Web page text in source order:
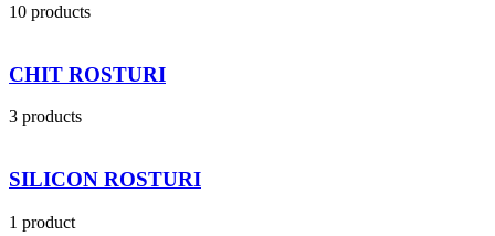
10 products
CHIT ROSTURI
3 products
SILICON ROSTURI
1 product